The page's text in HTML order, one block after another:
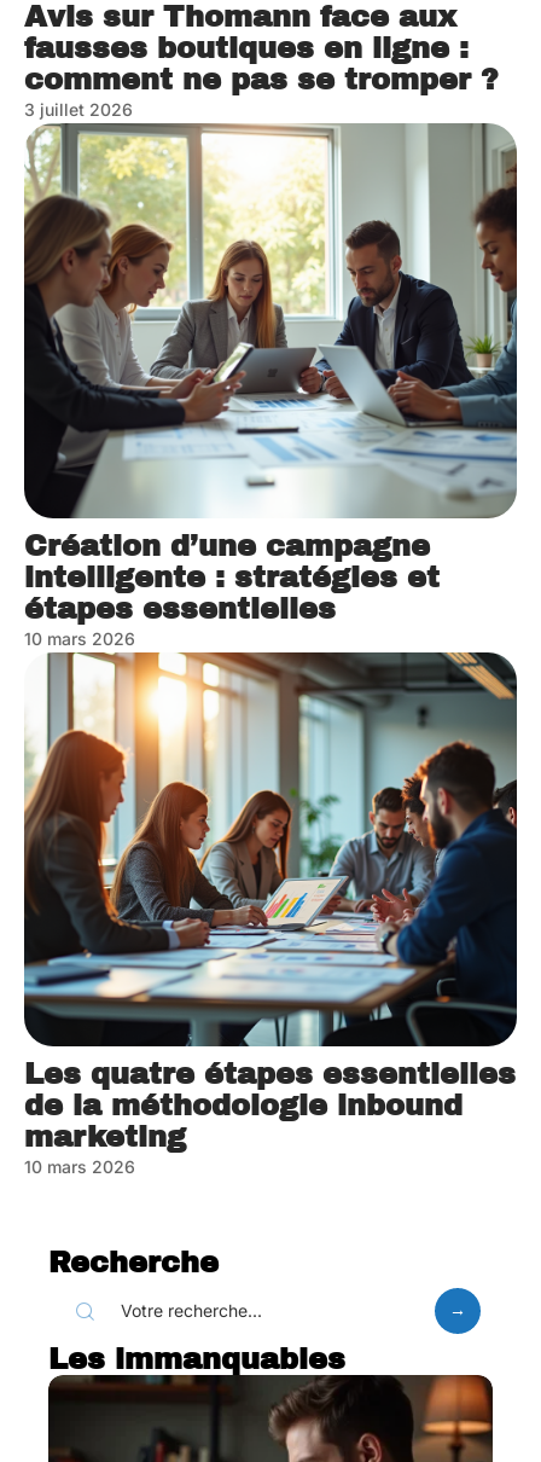
Avis sur Thomann face aux
fausses boutiques en ligne :
comment ne pas se tromper ?
3 juillet 2026
Création d’une campagne
intelligente : stratégies et
étapes essentielles
10 mars 2026
Les quatre étapes essentielles
de la méthodologie inbound
marketing
10 mars 2026
Recherche
Les immanquables